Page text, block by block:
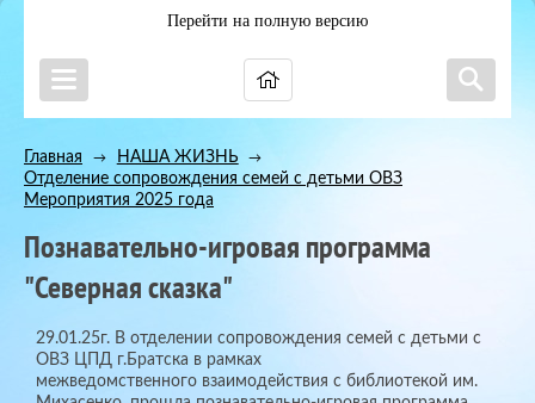
Перейти на полную версию
Главная → НАША ЖИЗНЬ →
Отделение сопровождения семей с детьми ОВЗ
Мероприятия 2025 года
Познавательно-игровая программа
"Северная сказка"
29.01.25г. В отделении сопровождения семей с детьми с
ОВЗ ЦПД г.Братска в рамках
межведомственного взаимодействия с библиотекой им.